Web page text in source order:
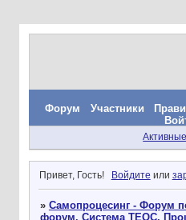
Форум Участники
Привет, Гость! Войдите или
» Самопроцесинг - Форум
форум. Система ТЕОС.